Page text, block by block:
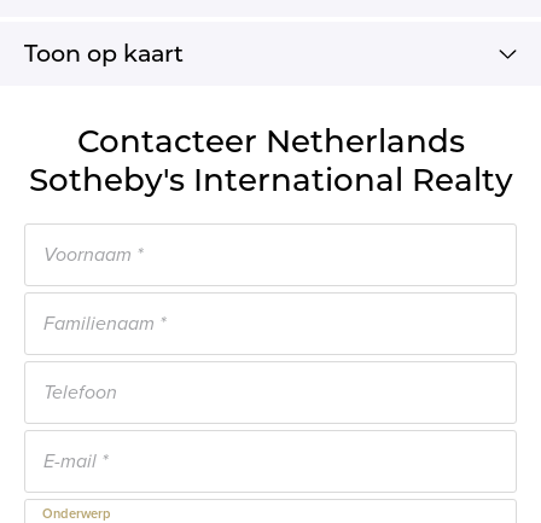
Toon op kaart
Contacteer Netherlands
Sotheby's International Realty
Onderwerp